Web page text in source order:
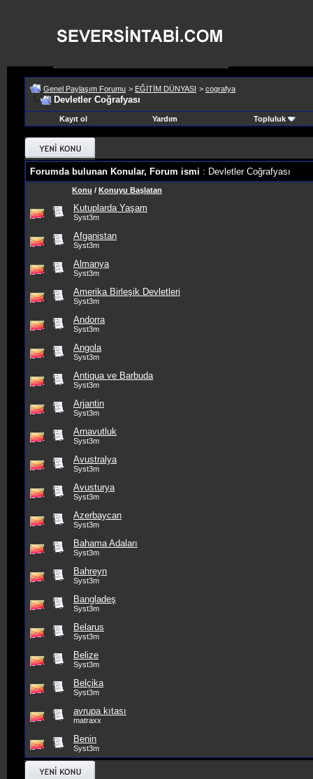
Genel Paylaşım Forumu > EĞİTİM DÜNYASI > cografya
Devletler Coğrafyası
Kayıt ol Yardım Topluluk
Forumda bulunan Konular, Forum ismi : Devletler Coğrafyası
Konu / Konuyu Başlatan
Kutuplarda Yaşam
Syst3m
Afganistan
Syst3m
Almanya
Syst3m
Amerika Birleşik Devletleri
Syst3m
Andorra
Syst3m
Angola
Syst3m
Antiqua ve Barbuda
Syst3m
Arjantin
Syst3m
Arnavutluk
Syst3m
Avustralya
Syst3m
Avusturya
Syst3m
Azerbaycan
Syst3m
Bahama Adaları
Syst3m
Bahreyn
Syst3m
Bangladeş
Syst3m
Belarus
Syst3m
Belize
Syst3m
Belçika
Syst3m
avrupa kıtası
matraxx
Benin
Syst3m